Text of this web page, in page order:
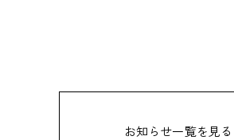
お知らせ一覧を見る